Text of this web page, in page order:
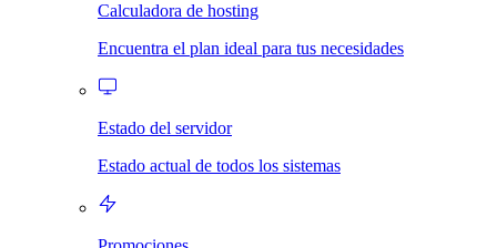
Calculadora de hosting
Encuentra el plan ideal para tus necesidades
Estado del servidor
Estado actual de todos los sistemas